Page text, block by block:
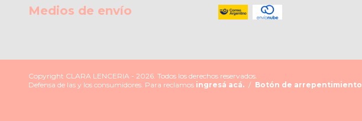
Medios de envío
Copyright CLARA LENCERIA - 2026. Todos los derechos reservados.
Defensa de las y los consumidores. Para reclamos ingresá acá. / Botón de arrepentimiento